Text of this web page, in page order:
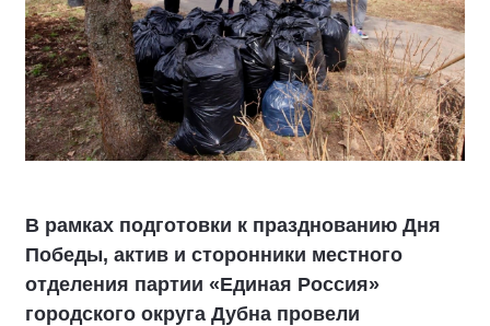
В рамках подготовки к празднованию Дня
Победы, актив и сторонники местного
отделения партии «Единая Россия»
городского округа Дубна провели